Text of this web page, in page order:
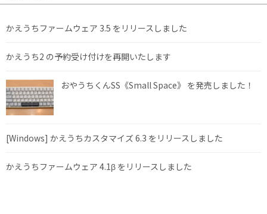
かえうちファームウェア 3.5 をリリースしました
かえうち2 の予約受け付けを再開いたします
おやうちくんSS《Small Space》 を発売しました！
[Windows] かえうちカスタマイズ 6.3 をリリースしました
かえうちファームウェア 4.1β をリリースしました